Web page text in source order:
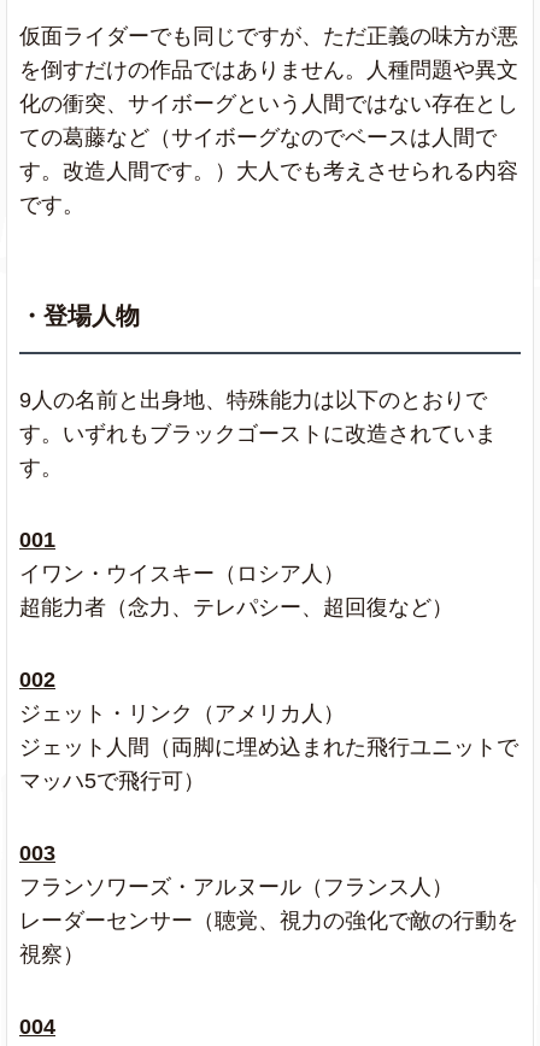
仮面ライダーでも同じですが、ただ正義の味方が悪
を倒すだけの作品ではありません。人種問題や異文
化の衝突、サイボーグという人間ではない存在とし
ての葛藤など（サイボーグなのでベースは人間で
す。改造人間です。）大人でも考えさせられる内容
です。
・登場人物
9人の名前と出身地、特殊能力は以下のとおりで
す。いずれもブラックゴーストに改造されていま
す。
001
イワン・ウイスキー（ロシア人）
超能力者（念力、テレパシー、超回復など）
002
ジェット・リンク（アメリカ人）
ジェット人間（両脚に埋め込まれた飛行ユニットで
マッハ5で飛行可）
003
フランソワーズ・アルヌール（フランス人）
レーダーセンサー（聴覚、視力の強化で敵の行動を
視察）
004